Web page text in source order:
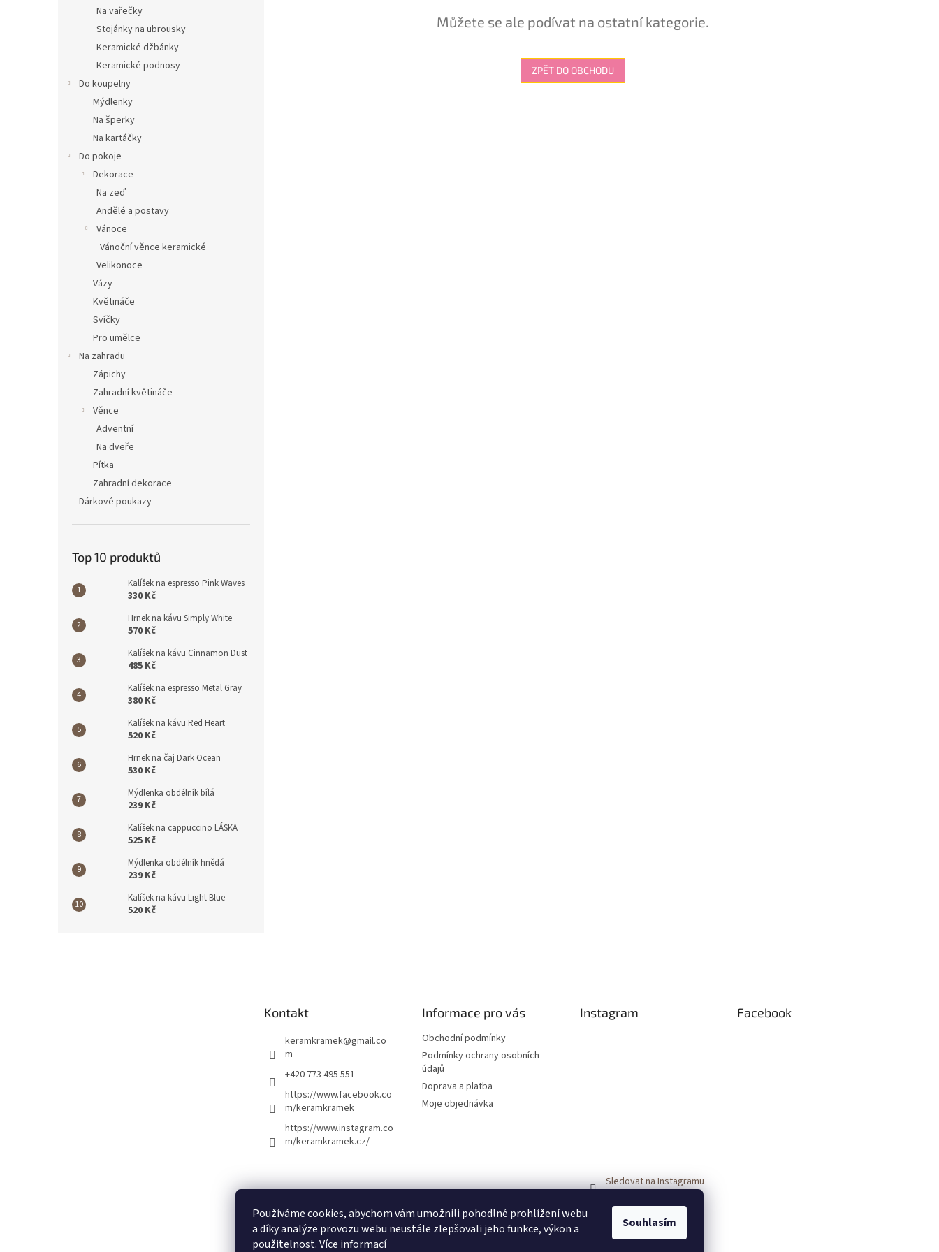
Používáme cookies, abychom vám umožnili pohodlné prohlížení webu
a díky analýze provozu webu neustále zlepšovali jeho funkce, výkon a
použitelnost.Více informací
Souhlasím
Na vařečky
Stojánky na ubrousky
Keramické džbánky
Keramické podnosy
Do koupelny
Mýdlenky
Na šperky
Na kartáčky
Do pokoje
Dekorace
Na zeď
Andělé a postavy
Vánoce
Vánoční věnce keramické
Velikonoce
Vázy
Květináče
Svíčky
Pro umělce
Na zahradu
Zápichy
Zahradní květináče
Věnce
Adventní
Na dveře
Pítka
Zahradní dekorace
Dárkové poukazy
Top 10 produktů
Kalíšek na espresso Pink Waves
330 Kč
Hrnek na kávu Simply White
570 Kč
Kalíšek na kávu Cinnamon Dust
485 Kč
Kalíšek na espresso Metal Gray
380 Kč
Kalíšek na kávu Red Heart
520 Kč
Hrnek na čaj Dark Ocean
530 Kč
Mýdlenka obdélník bílá
239 Kč
Kalíšek na cappuccino LÁSKA
525 Kč
Mýdlenka obdélník hnědá
239 Kč
Kalíšek na kávu Light Blue
520 Kč
Můžete se ale podívat na ostatní kategorie.
ZPĚT DO OBCHODU
Kontakt
keramkramek@gmail.co
m
+420 773 495 551
https://www.facebook.co
m/keramkramek
https://www.instagram.co
m/keramkramek.cz/
Informace pro vás
Obchodní podmínky
Podmínky ochrany osobních
údajů
Doprava a platba
Moje objednávka
Instagram
Sledovat na Instagramu
Facebook